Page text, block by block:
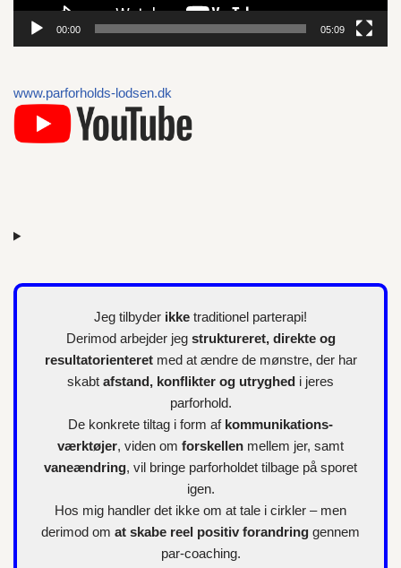
e
00:00 05:09
www.parforholds-lodsen.dk
Jeg tilbyder ikke traditionel parterapi!
Derimod arbejder jeg struktureret, direkte og
resultatorienteretmed at ændre de mønstre, der har
skabt afstand, konflikter og utryghed i jeres
parforhold.
De konkrete tiltag i form af kommunikations-
værktøjer, viden om forskellen mellem jer, samt
vaneændring, vil bringe parforholdet tilbage på sporet
igen.
Hos mig handler det ikke om at tale i cirkler – men
derimod om at skabe reel positiv forandring gennem
par-coaching.